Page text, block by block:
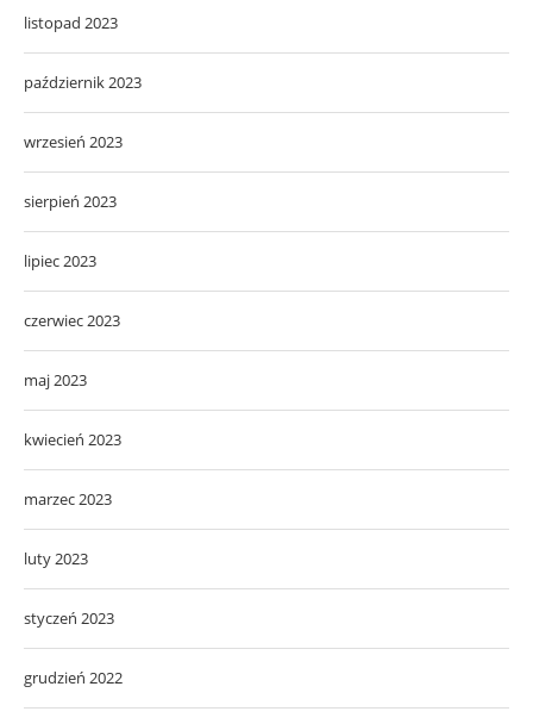
listopad 2023
październik 2023
wrzesień 2023
sierpień 2023
lipiec 2023
czerwiec 2023
maj 2023
kwiecień 2023
marzec 2023
luty 2023
styczeń 2023
grudzień 2022